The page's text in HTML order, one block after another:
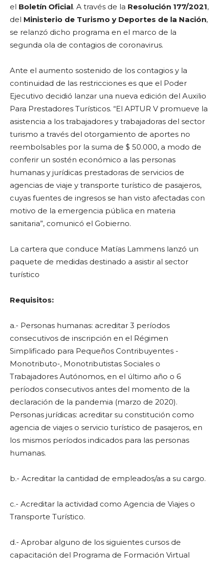
el Boletín Oficial. A través de la Resolución 177/2021,
del Ministerio de Turismo y Deportes de la Nación,
se relanzó dicho programa en el marco de la
segunda ola de contagios de coronavirus.
Ante el aumento sostenido de los contagios y la
continuidad de las restricciones es que el Poder
Ejecutivo decidió lanzar una nueva edición del Auxilio
Para Prestadores Turísticos. “El APTUR V promueve la
asistencia a los trabajadores y trabajadoras del sector
turismo a través del otorgamiento de aportes no
reembolsables por la suma de $ 50.000, a modo de
conferir un sostén económico a las personas
humanas y jurídicas prestadoras de servicios de
agencias de viaje y transporte turístico de pasajeros,
cuyas fuentes de ingresos se han visto afectadas con
motivo de la emergencia pública en materia
sanitaria”, comunicó el Gobierno.
La cartera que conduce Matías Lammens lanzó un
paquete de medidas destinado a asistir al sector
turístico
Requisitos:
a.- Personas humanas: acreditar 3 períodos
consecutivos de inscripción en el Régimen
Simplificado para Pequeños Contribuyentes -
Monotributo-, Monotributistas Sociales o
Trabajadores Autónomos, en el último año o 6
períodos consecutivos antes del momento de la
declaración de la pandemia (marzo de 2020).
Personas jurídicas: acreditar su constitución como
agencia de viajes o servicio turístico de pasajeros, en
los mismos períodos indicados para las personas
humanas.
b.- Acreditar la cantidad de empleados/as a su cargo.
c.- Acreditar la actividad como Agencia de Viajes o
Transporte Turístico.
d.- Aprobar alguno de los siguientes cursos de
capacitación del Programa de Formación Virtual